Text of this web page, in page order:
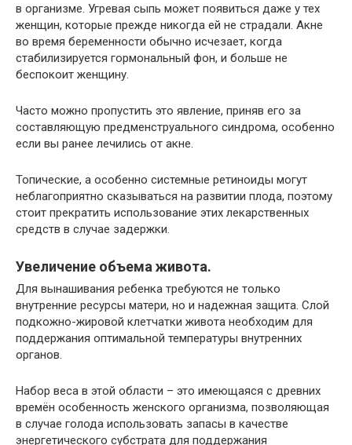
в организме. Угревая сыпь может появиться даже у тех
женщин, которые прежде никогда ей не страдали. Акне
во время беременности обычно исчезает, когда
стабилизируется гормональный фон, и больше не
беспокоит женщину.
Часто можно пропустить это явление, приняв его за
составляющую предменструального синдрома, особенно
если вы ранее лечились от акне.
Топические, а особенно системные ретиноиды могут
неблагоприятно сказываться на развитии плода, поэтому
стоит прекратить использование этих лекарственных
средств в случае задержки.
Увеличение объема живота.
Для вынашивания ребенка требуются не только
внутренние ресурсы матери, но и надежная защита. Слой
подкожно-жировой клетчатки живота необходим для
поддержания оптимальной температуры внутренних
органов.
Набор веса в этой области – это имеющаяся с древних
времён особенность женского организма, позволяющая
в случае голода использовать запасы в качестве
энергетического субстрата для поддержания